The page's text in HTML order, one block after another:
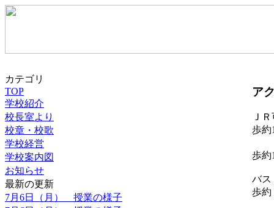
カテゴリ
TOP
学校紹介
校長室より
校章・校歌
学校経営
学校案内図
お知らせ
最新の更新
7月6日（月） 授業の様子
ア
Ｊ
歩約
歩約
バ
歩約